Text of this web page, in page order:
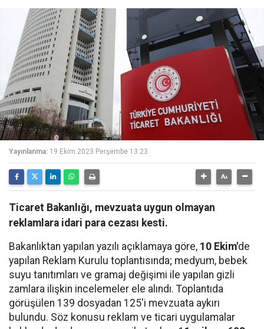
Yayınlanma: 19 Ekim 2023 Perşembe 13:23
Ticaret Bakanlığı, mevzuata uygun olmayan
reklamlara idari para cezası kesti.
Bakanlıktan yapılan yazılı açıklamaya göre, 10 Ekim'de
yapılan Reklam Kurulu toplantısında; medyum, bebek
suyu tanıtımları ve gramaj değişimi ile yapılan gizli
zamlara ilişkin incelemeler ele alındı. Toplantıda
görüşülen 139 dosyadan 125'i mevzuata aykırı
bulundu. Söz konusu reklam ve ticari uygulamalar